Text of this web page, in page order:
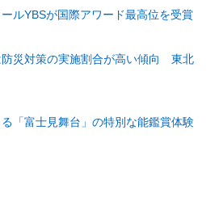
ルYBSが国際アワード最高位を受賞
災対策の実施割合が高い傾向 東北
「富士見舞台」の特別な能鑑賞体験